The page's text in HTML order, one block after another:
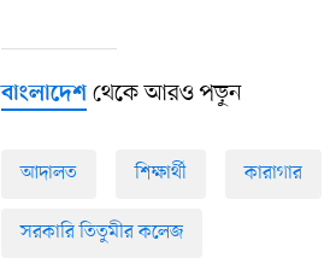
বাংলাদেশ থেকে আরও পড়ুন
আদালত শিক্ষার্থী কারাগার
সরকারি তিতুমীর কলেজ